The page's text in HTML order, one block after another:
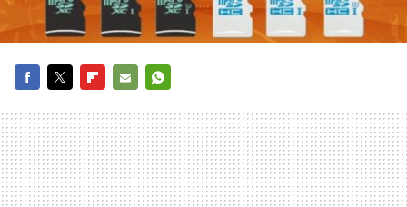
MAIL